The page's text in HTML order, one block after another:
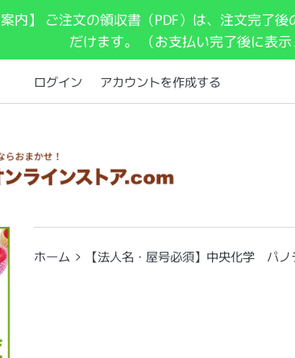
内】 ご注文の領収書（PDF）は、注文完了
だけます。 （お支払い完了後に表
ログイン アカウントを作成する
ホーム › 【法人名・屋号必須】中央化学 パ